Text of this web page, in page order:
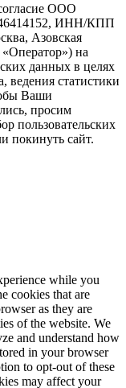
ООО
ИНН/КПП
Азовская
на
данных в целях
ведения статистики
Ваши
просим
пользовательских
покинуть сайт.
while you
cookies that are
as they are
of the website. We
and understand how
in your browser
to opt-out of these
may affect your